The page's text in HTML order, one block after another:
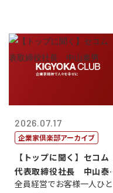
2026.07.17
企業家倶楽部アーカイブ
【トップに聞く】セコム
代表取締役社長 中山泰
男
全員経営でお客様一人ひと